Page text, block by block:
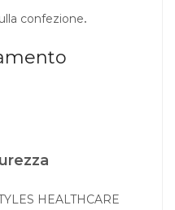
confezione.
HEALTHCARE